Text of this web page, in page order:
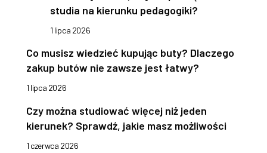
studia na kierunku pedagogiki?
1 lipca 2026
Co musisz wiedzieć kupując buty? Dlaczego
zakup butów nie zawsze jest łatwy?
1 lipca 2026
Czy można studiować więcej niż jeden
kierunek? Sprawdź, jakie masz możliwości
1 czerwca 2026